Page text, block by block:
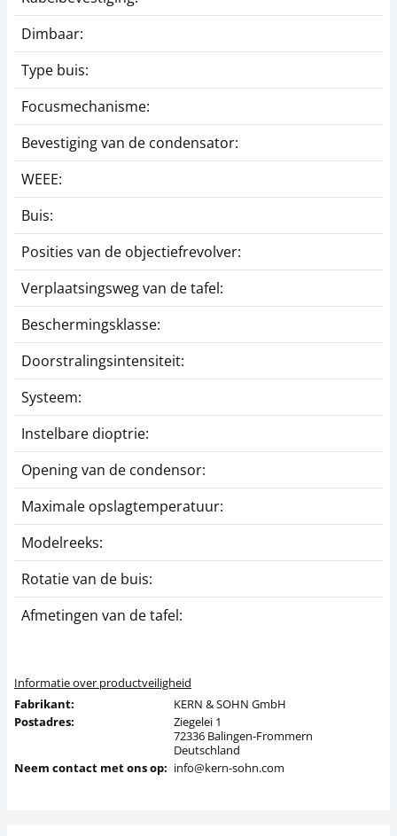
Dimbaar:
Type buis:
Focusmechanisme:
Bevestiging van de condensator:
WEEE:
Buis:
Posities van de objectiefrevolver:
Verplaatsingsweg van de tafel:
Beschermingsklasse:
Doorstralingsintensiteit:
Systeem:
Instelbare dioptrie:
Opening van de condensor:
Maximale opslagtemperatuur:
Modelreeks:
Rotatie van de buis:
Afmetingen van de tafel:
Informatie over productveiligheid
Fabrikant:
KERN & SOHN GmbH
Postadres:
Ziegelei 1
72336 Balingen-Frommern
Deutschland
Neem contact met ons op: info@kern-sohn.com